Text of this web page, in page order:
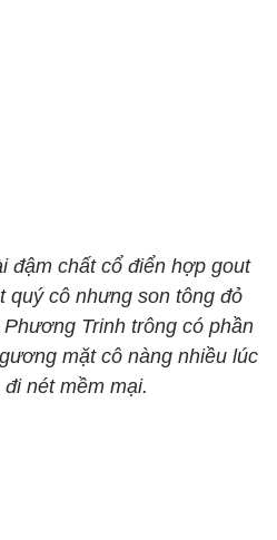
đậm chất cổ điển hợp gout
quý cô nhưng son tông đỏ
Trinh trông có phần
mặt cô nàng nhiều lúc
nét mềm mại.